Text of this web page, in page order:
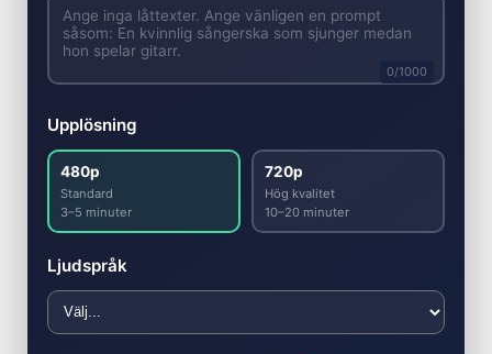
0/1000
Upplösning
480p
Standard
3–5 minuter
720p
Hög kvalitet
10–20 minuter
Ljudspråk